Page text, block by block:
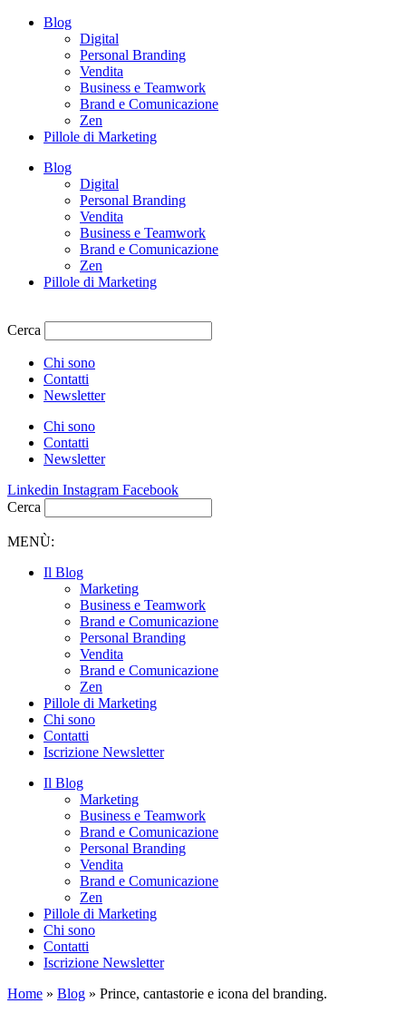
Blog
Digital
Personal Branding
Vendita
Business e Teamwork
Brand e Comunicazione
Zen
Pillole di Marketing
Blog
Digital
Personal Branding
Vendita
Business e Teamwork
Brand e Comunicazione
Zen
Pillole di Marketing
Cerca
Chi sono
Contatti
Newsletter
Chi sono
Contatti
Newsletter
Linkedin Instagram Facebook
Cerca
MENÙ:
Il Blog
Marketing
Business e Teamwork
Brand e Comunicazione
Personal Branding
Vendita
Brand e Comunicazione
Zen
Pillole di Marketing
Chi sono
Contatti
Iscrizione Newsletter
Il Blog
Marketing
Business e Teamwork
Brand e Comunicazione
Personal Branding
Vendita
Brand e Comunicazione
Zen
Pillole di Marketing
Chi sono
Contatti
Iscrizione Newsletter
Home » Blog » Prince, cantastorie e icona del branding.